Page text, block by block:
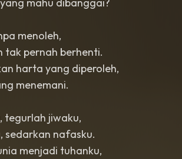
menoleh,
tak pernah berhenti.
harta yang diperoleh,
menemani.
tegurlah jiwaku,
sedarkan nafasku.
menjadi tuhanku,